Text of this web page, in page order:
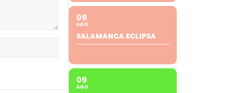
09
AGO
SALAMANCA ECLIPSA
09
AGO